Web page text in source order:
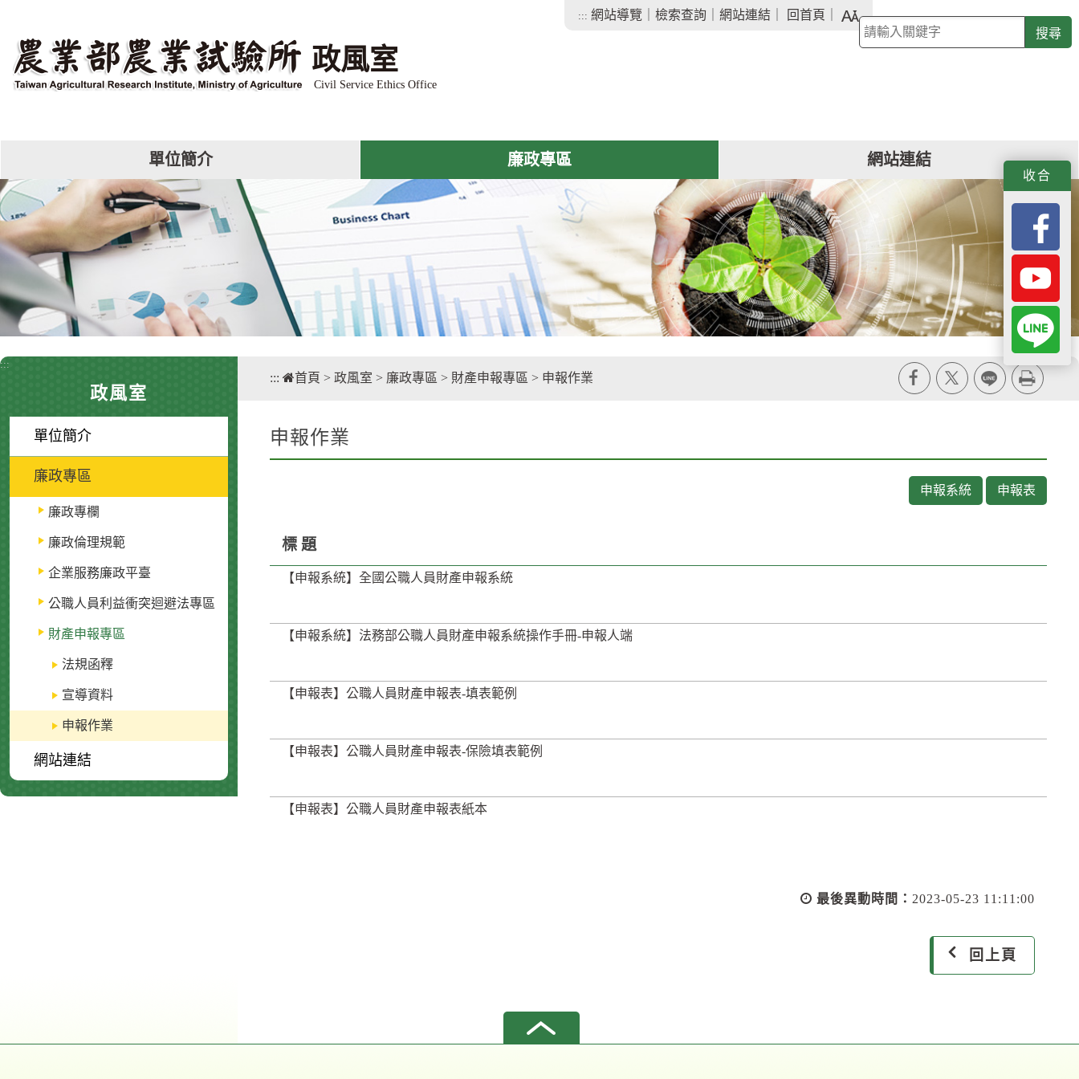
政風室
Civil Service Ethics Office
::: 網站導覽 檢索查詢 網站連結 回首頁
字
級
大
關
鍵
單位簡介 廉政專區 網站連結
收合
:::
政風室
單位簡介
廉政專區
廉政專欄
廉政倫理規範
企業服務廉政平臺
公職人員利益衝突迴避法專區
財產申報專區
法規函釋
宣導資料
申報作業
網站連結
::: 首頁 > 政風室 > 廉政專區 > 財產申報專區 > 申報作業
申報作業
申報系統 申報表
標 題
【申報系統】全國公職人員財產申報系統
【申報系統】法務部公職人員財產申報系統操作手冊-申報人端
【申報表】公職人員財產申報表-填表範例
【申報表】公職人員財產申報表-保險填表範例
【申報表】公職人員財產申報表紙本
最後異動時間： 2023-05-23 11:11:00
回上頁